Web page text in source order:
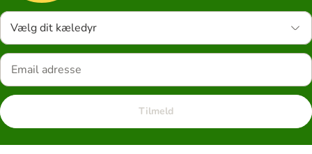
Vælg dit kæledyr
Tilmeld